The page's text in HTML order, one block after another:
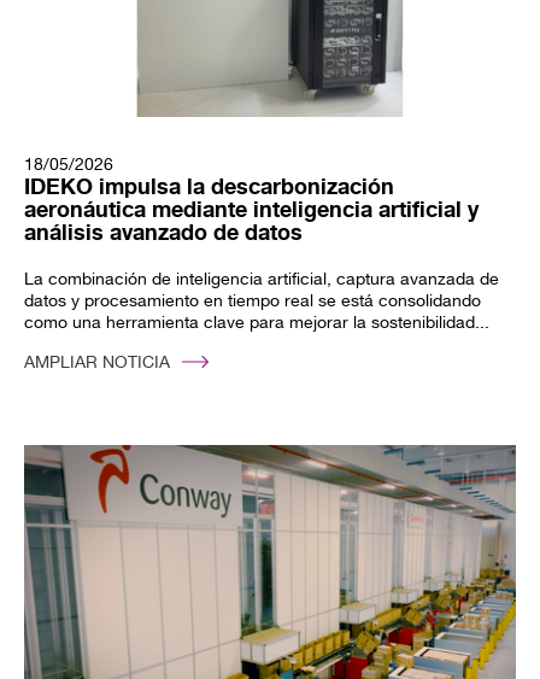
18/05/2026
IDEKO impulsa la descarbonización
aeronáutica mediante inteligencia artificial y
análisis avanzado de datos
La combinación de inteligencia artificial, captura avanzada de
datos y procesamiento en tiempo real se está consolidando
como una herramienta clave para mejorar la sostenibilidad...
AMPLIAR NOTICIA